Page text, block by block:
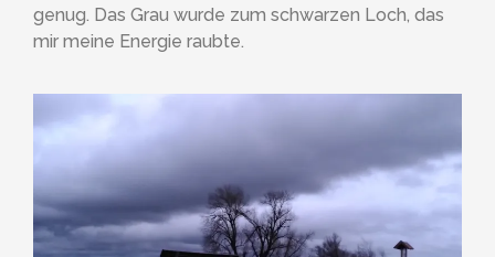
genug. Das Grau wurde zum schwarzen Loch, das
mir meine Energie raubte.